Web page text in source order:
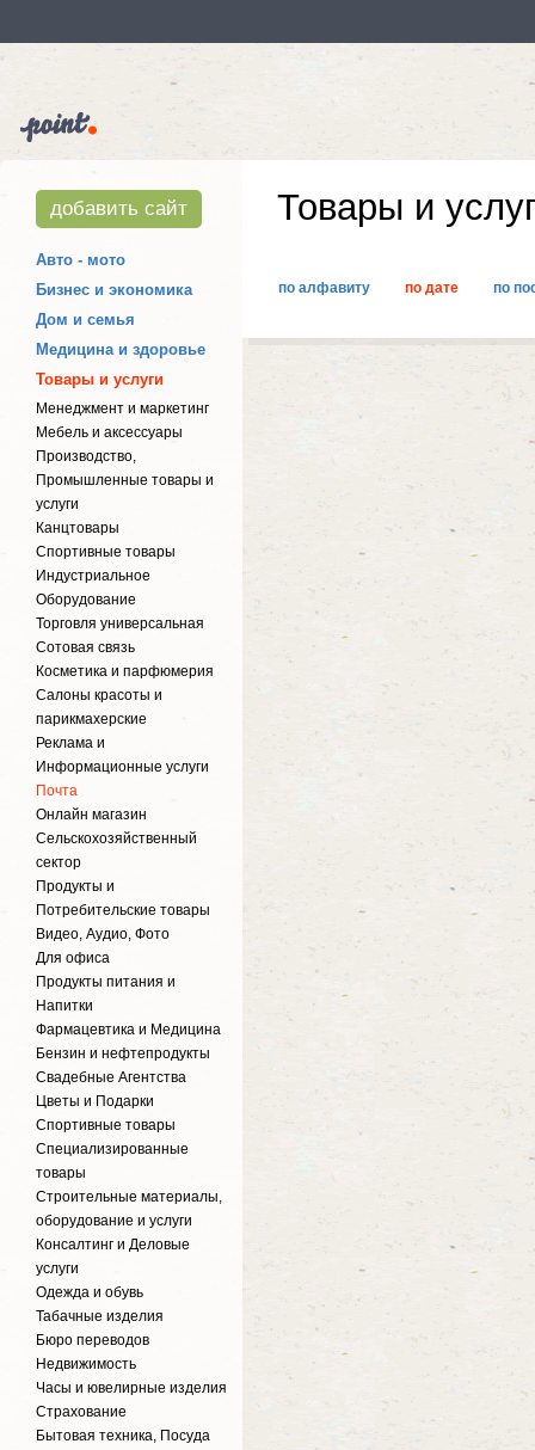
добавить сайт
Авто - мото
Бизнес и экономика
Дом и семья
Медицина и здоровье
Товары и услуги
Менеджмент и маркетинг
Мебель и аксессуары
Производство,
Промышленные товары и
услуги
Канцтовары
Спортивные товары
Индустриальное
Оборудование
Торговля универсальная
Сотовая связь
Косметика и парфюмерия
Салоны красоты и
парикмахерские
Реклама и
Информационные услуги
Почта
Онлайн магазин
Сельскохозяйственный
сектор
Продукты и
Потребительские товары
Видео, Аудио, Фото
Для офиса
Продукты питания и
Напитки
Фармацевтика и Медицина
Бензин и нефтепродукты
Свадебные Агентства
Цветы и Подарки
Спортивные товары
Специализированные
товары
Строительные материалы,
оборудование и услуги
Консалтинг и Деловые
услуги
Одежда и обувь
Табачные изделия
Бюро переводов
Недвижимость
Часы и ювелирные изделия
Страхование
Бытовая техника, Посуда
Товары и
по алфавиту по дате по